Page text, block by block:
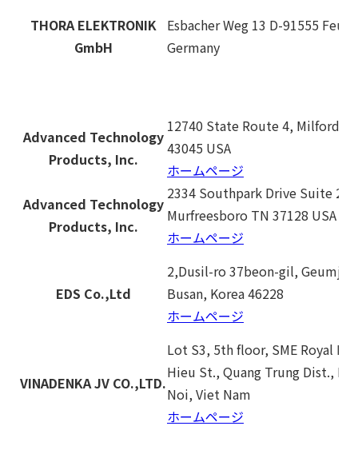
THORA ELEKTRONIK
GmbH
Esbacher Weg 13 D-91555
Germany
Advanced Technology
Products, Inc.
12740 State Route 4, Milford-
43045 USA
ホームページ
Advanced Technology
Products, Inc.
2334 Southpark Drive Suite
Murfreesboro TN 37128 USA
ホームページ
EDS Co.,Ltd
2,Dusil-ro 37beon-gil,
Busan, Korea 46228
ホームページ
VINADENKA JV CO.,LTD.
Lot S3, 5th floor, SME Royal
Hieu St., Quang Trung Dist., Ha
Noi, Viet Nam
ホームページ